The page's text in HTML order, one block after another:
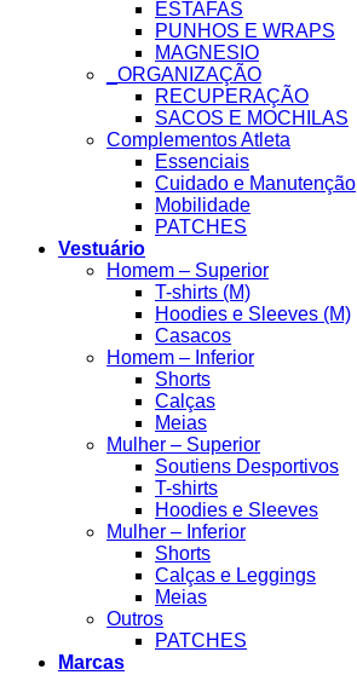
ESTAFAS
PUNHOS E WRAPS
MAGNESIO
_ORGANIZAÇÃO
RECUPERAÇÃO
SACOS E MOCHILAS
Complementos Atleta
Essenciais
Cuidado e Manutenção
Mobilidade
PATCHES
Vestuário
Homem – Superior
T-shirts (M)
Hoodies e Sleeves (M)
Casacos
Homem – Inferior
Shorts
Calças
Meias
Mulher – Superior
Soutiens Desportivos
T-shirts
Hoodies e Sleeves
Mulher – Inferior
Shorts
Calças e Leggings
Meias
Outros
PATCHES
Marcas